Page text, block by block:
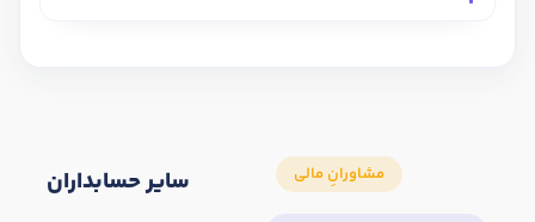
سایر حسابداران